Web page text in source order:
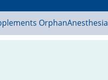
OrphanAnesthesia